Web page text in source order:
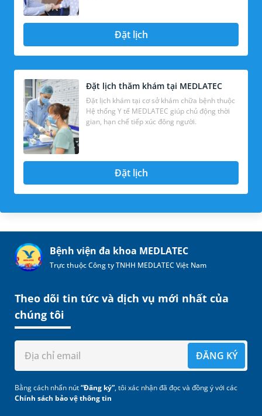
Đặt lịch
Đặt lịch thăm khám tại MEDLATEC
Đặt lịch khám tại cơ sở khám chữa bệnh thuộc
Hệ thống Y tế MEDLATEC giúp chủ động thời
gian, hạn chế tiếp xúc đông người.
Đặt lịch
Bệnh viện đa khoa MEDLATEC
Trực thuộc Công ty TNHH MEDLATEC Việt Nam
Theo dõi tin tức và dịch vụ mới nhất của
chúng tôi
ĐĂNG KÝ
Bằng cách nhấn nút“Đăng ký”, tôi xác nhận đã đọc và đồng ý với các
Chính sách bảo vệ thông tin